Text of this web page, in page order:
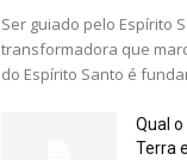
Ser guiado pelo Espírito
transformadora que
do Espírito Santo é
Qual
Terra